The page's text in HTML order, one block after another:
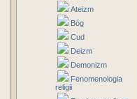
Ateizm
Bóg
Cud
Deizm
Demonizm
Fenomenologia
religii